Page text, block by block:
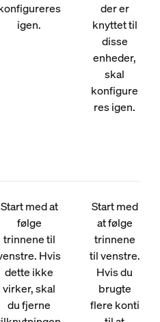
igen.
der er
knyttet til
disse
enheder,
skal
konfigure
res igen.
Start med at
følge
trinnene til
Hvis
dette ikke
virker, skal
du fjerne
Start med
at følge
trinnene
til venstre.
Hvis du
brugte
flere konti